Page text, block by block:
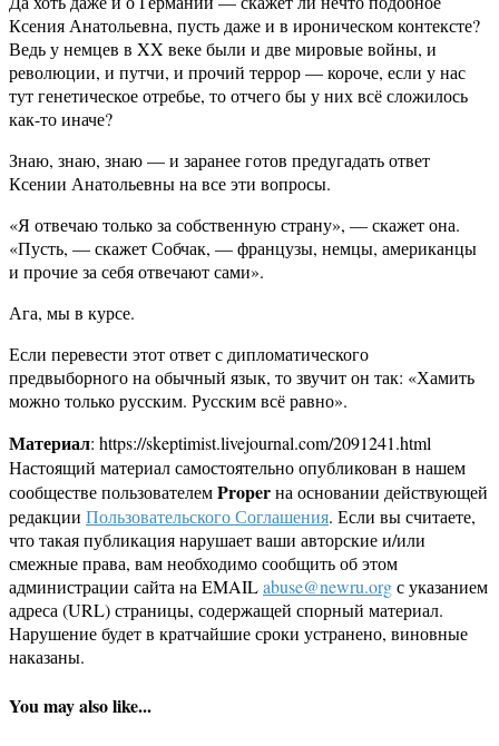
Ксения Анатольевна, пусть даже и в ироническом контексте?
Ведь у немцев в XX веке были и две мировые войны, и
революции, и путчи, и прочий террор — короче, если у нас
тут генетическое отребье, то отчего бы у них всё сложилось
как-то иначе?
Знаю, знаю, знаю — и заранее готов предугадать ответ
Ксении Анатольевны на все эти вопросы.
«Я отвечаю только за собственную страну», — скажет она.
«Пусть, — скажет Собчак, — французы, немцы, американцы
и прочие за себя отвечают сами».
Ага, мы в курсе.
Если перевести этот ответ с дипломатического
предвыборного на обычный язык, то звучит он так: «Хамить
можно только русским. Русским всё равно».
Материал: https://skeptimist.livejournal.com/2091241.html
Настоящий материал самостоятельно опубликован в нашем
сообществе пользователемProperна основании действующей
редакции Пользовательского Соглашения. Если вы считаете,
что такая публикация нарушает ваши авторские и/или
смежные права, вам необходимо сообщить об этом
администрации сайта на EMAILabuse@newru.orgс указанием
адреса (URL) страницы, содержащей спорный материал.
Нарушение будет в кратчайшие сроки устранено, виновные
наказаны.
You may also like...